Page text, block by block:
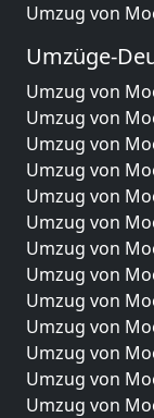
Umzug von
Umzüge-
Umzug von
Umzug von
Umzug von
Umzug von
Umzug von
Umzug von
Umzug von
Umzug von
Umzug von
Umzug von
Umzug von
Umzug von
Umzug von